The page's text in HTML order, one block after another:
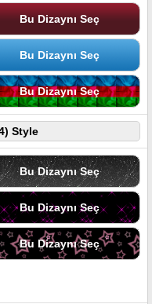
Bu Dizaynı Seç
Bu Dizaynı Seç
Bu Dizaynı Seç
Style
Bu Dizaynı Seç
Bu Dizaynı Seç
Bu Dizaynı Seç